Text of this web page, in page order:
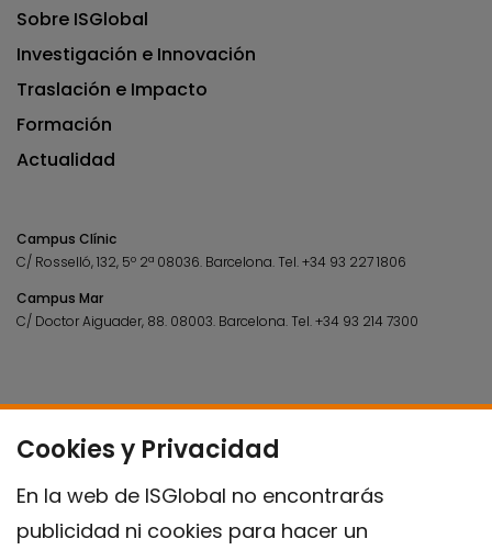
Cookies y Privacidad
En la web de ISGlobal no encontrarás
publicidad ni cookies para hacer un
Sobre ISGlobal
Investigación e Innovación
Traslación e Impacto
Formación
Actualidad
Campus Clínic
C/ Rosselló, 132, 5º 2ª 08036. Barcelona.Tel.+34 93 227 1806
Campus Mar
C/ Doctor Aiguader, 88. 08003. Barcelona.Tel.+34 93 214 7300